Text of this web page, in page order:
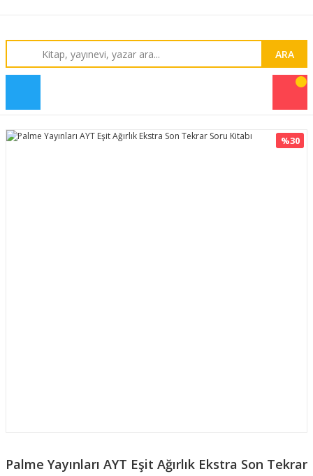
ARA
%30
Palme Yayınları AYT Eşit Ağırlık Ekstra Son Tekrar